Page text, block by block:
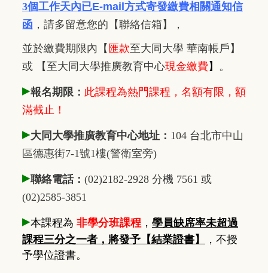
3個工作天內已E-mail方式寄發繳費相關通知信
函 ， 請多留意您的【聯絡信箱】，
並於繳費期限內 【 匯款至大同大學 華南帳戶】
或 【至大同大學推廣教育中心現金繳費 】 。
▸報名期限： 此課程為熱門課程，名額有限，額
滿截止！
▸大同大學推廣教育中心地址： 104 台北市中山
區德惠街7-1號1樓(警衛室旁)
▸聯絡電話： (02)2182-2928 分機 7561 或
(02)2585-3851
▸本課程為 非學分班課程 ， 學員缺席率未超過
課程三分之一者，將發予【結業證書】
，不授
予學位證書。